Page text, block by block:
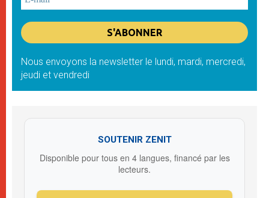
Nous envoyons la newsletter le lundi, mardi, mercredi,
jeudi et vendredi
SOUTENIR ZENIT
Disponible pour tous en 4 langues, financé par les
lecteurs.